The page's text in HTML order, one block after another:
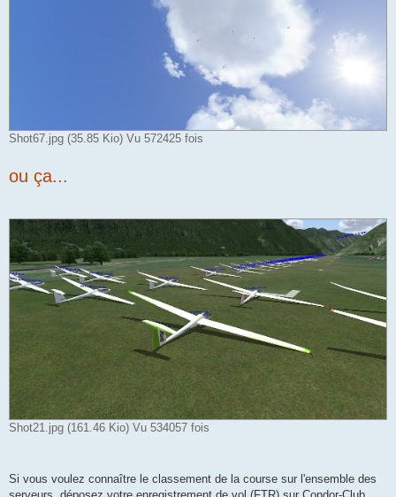
Shot67.jpg (35.85 Kio) Vu 572425 fois
ou ça...
Shot21.jpg (161.46 Kio) Vu 534057 fois
Si vous voulez connaître le classement de la course sur l'ensemble des